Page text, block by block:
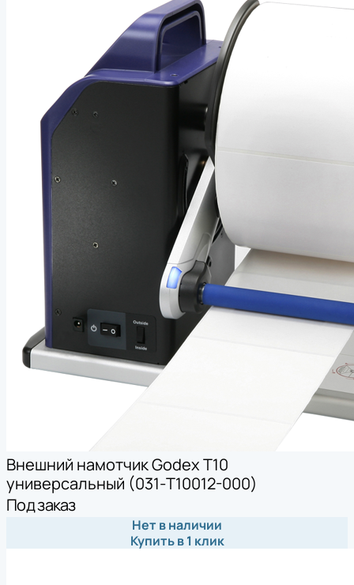
Внешний намотчик Godex T10
универсальный (031-T10012-000)
Под заказ
Нет в наличии
Купить в 1 клик